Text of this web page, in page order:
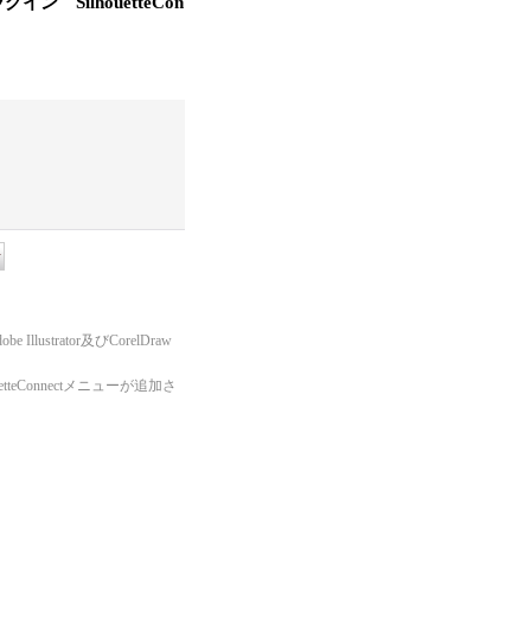
Illustrator及びCorelDraw
メニューが追加さ